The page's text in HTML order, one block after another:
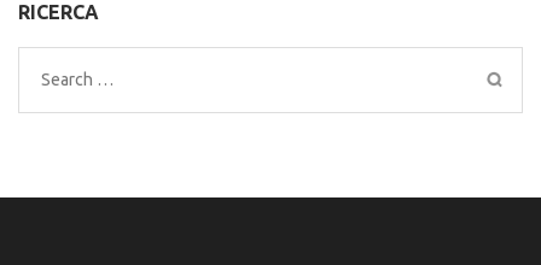
RICERCA
Search
for: